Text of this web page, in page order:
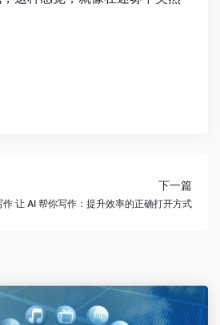
下一篇
作 让 AI 帮你写作：提升效率的正确打开方式